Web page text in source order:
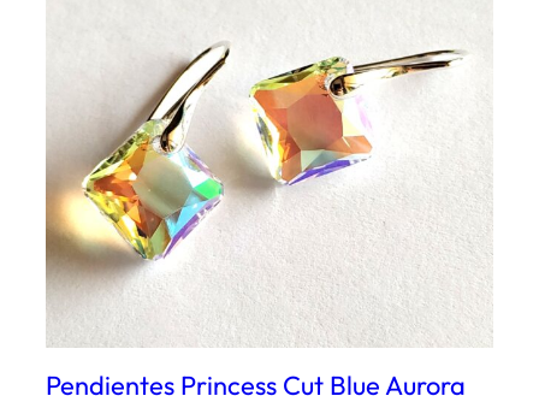
Pendientes Princess Cut Blue Aurora